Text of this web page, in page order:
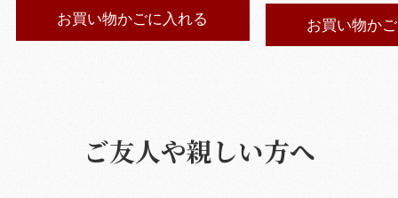
お買い物かごに入れる お買い物か
ご友人や親しい方へ